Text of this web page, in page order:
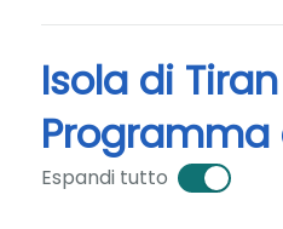
Isola di
Programma
Espandi tutto